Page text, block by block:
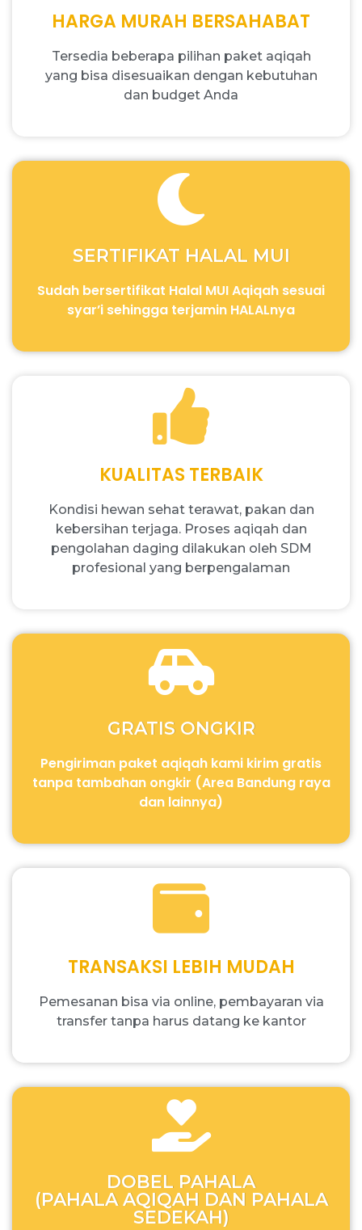
HARGA MURAH BERSAHABAT
Tersedia beberapa pilihan paket aqiqah
yang bisa disesuaikan dengan kebutuhan
dan budget Anda
SERTIFIKAT HALAL MUI
Sudah bersertifikat Halal MUI Aqiqah sesuai
syar’i sehingga terjamin HALALnya
KUALITAS TERBAIK
Kondisi hewan sehat terawat, pakan dan
kebersihan terjaga. Proses aqiqah dan
pengolahan daging dilakukan oleh SDM
profesional yang berpengalaman
GRATIS ONGKIR
Pengiriman paket aqiqah kami kirim gratis
tanpa tambahan ongkir (Area Bandung raya
dan lainnya)
TRANSAKSI LEBIH MUDAH
Pemesanan bisa via online, pembayaran via
transfer tanpa harus datang ke kantor
DOBEL PAHALA
(PAHALA AQIQAH DAN PAHALA
SEDEKAH)